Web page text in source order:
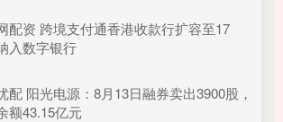
配资 跨境支付通香港收款行扩容至17
入数字银行
配 阳光电源：8月13日融券卖出3900股，
额43.15亿元